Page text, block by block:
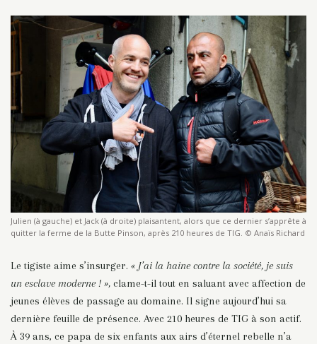
Julien (à gauche) et Jack (à droite) plaisantent, alors que ce dernier s’apprête à
quitter la ferme de la Butte Pinson, après 210 heures de TIG. © Anaïs Richard
Le tigiste aime s’insurger. « J’ai la haine contre la société, je suis
un esclave moderne ! », clame-t-il tout en saluant avec affection de
jeunes élèves de passage au domaine. Il signe aujourd’hui sa
dernière feuille de présence. Avec 210 heures de TIG à son actif.
À 39 ans, ce papa de six enfants aux airs d’éternel rebelle n’a